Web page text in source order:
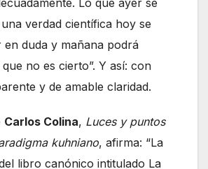
Lo que ayer se
verdad científica hoy se
en duda y mañana podrá
no es cierto”. Y así: con
y de amable claridad.
Carlos Colina, Luces y puntos
kuhniano, afirma: “La
libro canónico intitulado La